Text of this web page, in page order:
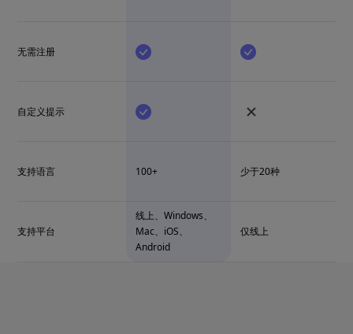
无需注册
自定义提示
支持语言 100+ 少于20种
支持平台
线上、Windows、
Mac、iOS、
Android
仅线上